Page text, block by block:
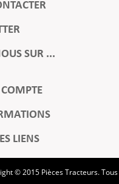
SUR ...
LIENS
© 2015 Pièces Tracteurs.